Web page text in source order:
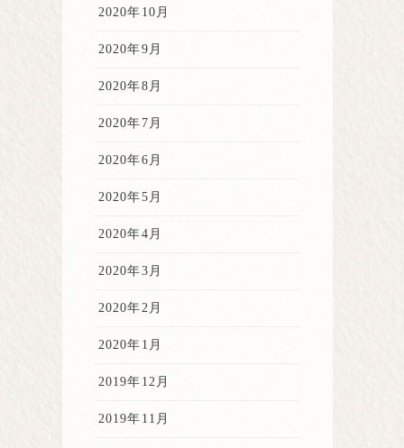
2020年10月
2020年9月
2020年8月
2020年7月
2020年6月
2020年5月
2020年4月
2020年3月
2020年2月
2020年1月
2019年12月
2019年11月